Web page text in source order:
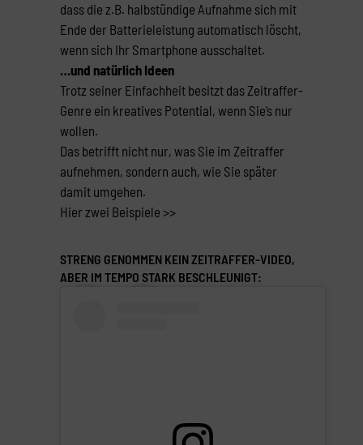
dass die z.B. halbstündige Aufnahme sich mit
Ende der Batterieleistung automatisch löscht,
wenn sich Ihr Smartphone ausschaltet.
…und natürlich Ideen
Trotz seiner Einfachheit besitzt das Zeitraffer-
Genre ein kreatives Potential, wenn Sie’s nur
wollen.
Das betrifft nicht nur, was Sie im Zeitraffer
aufnehmen, sondern auch, wie Sie später
damit umgehen.
Hier zwei Beispiele >>
STRENG GENOMMEN KEIN ZEITRAFFER-VIDEO,
ABER IM TEMPO STARK BESCHLEUNIGT: